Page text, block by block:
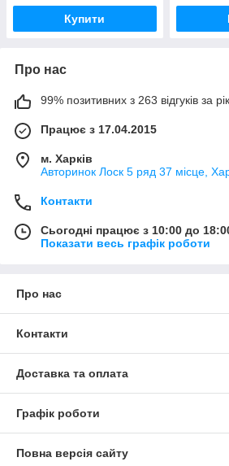
Купити
Про нас
99% позитивних з 263 відгуків за рік
Працює з 17.04.2015
м. Харків
Авторинок Лоск 5 ряд 37 місце,
Контакти
Сьогодні працює з 10:00 до
Показати весь графік роботи
Про нас
Контакти
Доставка та оплата
Графік роботи
Повна версія сайту